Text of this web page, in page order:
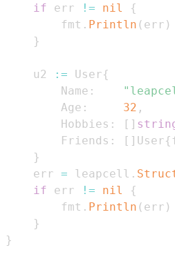
if err != nil
{
        fmt
. Println ( err )
}
    u2
:= User{
        Name
:
        Age
: 32 ,
        Hobbies
: [ ]
        Friends
: [ ] User{
}
    err
= leapcell .
if err != nil
{
        fmt
. Println ( err )
}
}